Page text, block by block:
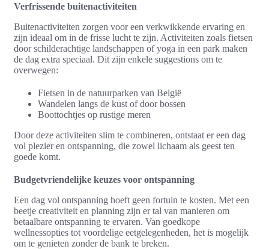
Verfrissende buitenactiviteiten
Buitenactiviteiten zorgen voor een verkwikkende ervaring en
zijn ideaal om in de frisse lucht te zijn. Activiteiten zoals fietsen
door schilderachtige landschappen of yoga in een park maken
de dag extra speciaal. Dit zijn enkele suggestions om te
overwegen:
Fietsen in de natuurparken van België
Wandelen langs de kust of door bossen
Boottochtjes op rustige meren
Door deze activiteiten slim te combineren, ontstaat er een dag
vol plezier en ontspanning, die zowel lichaam als geest ten
goede komt.
Budgetvriendelijke keuzes voor ontspanning
Een dag vol ontspanning hoeft geen fortuin te kosten. Met een
beetje creativiteit en planning zijn er tal van manieren om
betaalbare ontspanning te ervaren. Van goedkope
wellnessopties tot voordelige eetgelegenheden, het is mogelijk
om te genieten zonder de bank te breken.